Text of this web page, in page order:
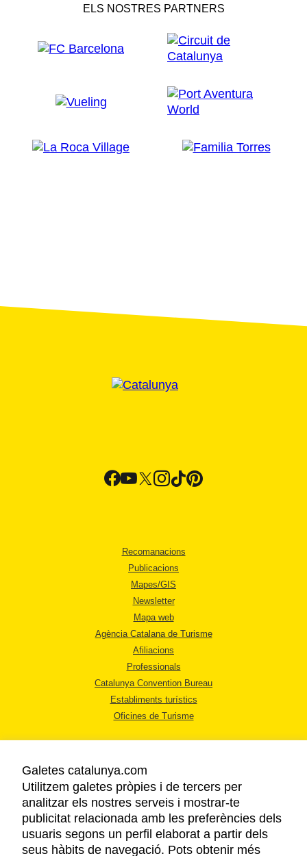
ELS NOSTRES PARTNERS
Recomanacions
Publicacions
Mapes/GIS
Newsletter
Mapa web
Agència Catalana de Turisme
Afiliacions
Professionals
Catalunya Convention Bureau
Establiments turístics
Oficines de Turisme
AVÍS LEGAL
POLÍTICA DE PRIVACITAT
COOKIES
Galetes catalunya.com
Utilitzem galetes pròpies i de tercers per
analitzar els nostres serveis i mostrar-te
publicitat relacionada amb les preferències dels
usuaris segons un perfil elaborat a partir dels
seus hàbits de navegació. Pots obtenir més